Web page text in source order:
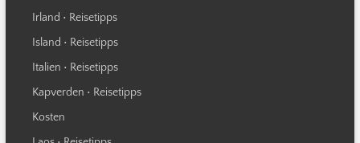
Irland • Reisetipps
Island • Reisetipps
Italien • Reisetipps
Kapverden • Reisetipps
Kosten